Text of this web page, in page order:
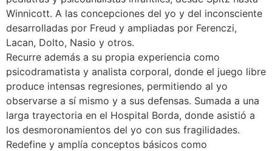
Winnicott. A las concepciones del yo y del inconsciente
desarrolladas por Freud y ampliadas por Ferenczi,
Lacan, Dolto, Nasio y otros.
Recurre además a su propia experiencia como
psicodramatista y analista corporal, donde el juego libre
produce intensas regresiones, permitiendo al yo
observarse a sí mismo y a sus defensas. Sumada a una
larga trayectoria en el Hospital Borda, donde asistió a
los desmoronamientos del yo con sus fragilidades.
Redefine y amplía conceptos básicos como